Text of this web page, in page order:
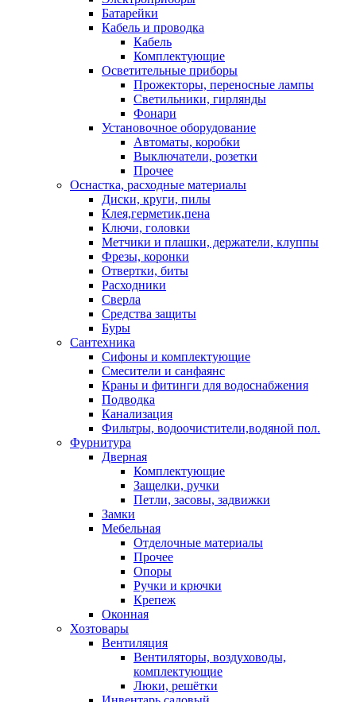
Батарейки
Кабель и проводка
Кабель
Комплектующие
Осветительные приборы
Прожекторы, переносные лампы
Светильники, гирлянды
Фонари
Установочное оборудование
Автоматы, коробки
Выключатели, розетки
Прочее
Оснастка, расходные материалы
Диски, круги, пилы
Клея,герметик,пена
Ключи, головки
Метчики и плашки, держатели, клуппы
Фрезы, коронки
Отвертки, биты
Расходники
Сверла
Средства защиты
Буры
Сантехника
Сифоны и комплектующие
Смесители и санфаянс
Краны и фитинги для водоснабжения
Подводка
Канализация
Фильтры, водоочистители,водяной пол.
Фурнитура
Дверная
Комплектующие
Защелки, ручки
Петли, засовы, задвижки
Замки
Мебельная
Отделочные материалы
Прочее
Опоры
Ручки и крючки
Крепеж
Оконная
Хозтовары
Вентиляция
Вентиляторы, воздуховоды,
комплектующие
Люки, решётки